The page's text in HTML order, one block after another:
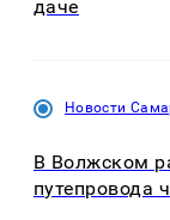
даче
Новости
В Волжском
путепровода